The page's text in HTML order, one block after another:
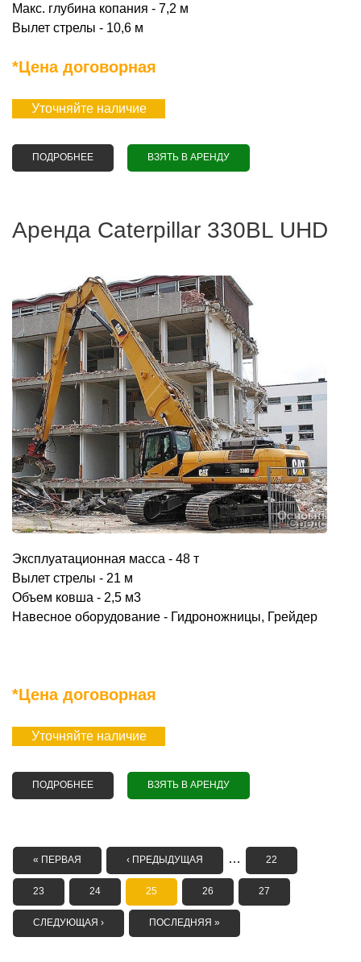
Макс. глубина копания - 7,2 м
Вылет стрелы - 10,6 м
*Цена договорная
Уточняйте наличие
ПОДРОБНЕЕ О АРЕНДА ЭКСКАВАТОРА СATERPILLAR 325 DL
ВЗЯТЬ В АРЕНДУ
Аренда Сaterpillar 330BL UHD
Эксплуатационная масса - 48 т
Вылет стрелы - 21 м
Объем ковша - 2,5 м3
Навесное оборудование - Гидроножницы, Грейдер
*Цена договорная
Уточняйте наличие
ПОДРОБНЕЕ О АРЕНДА СATERPILLAR 330BL UHD
ВЗЯТЬ В АРЕНДУ
СТРАНИЦЫ
« ПЕРВАЯ ‹ ПРЕДЫДУЩАЯ … 22
23 24 25 26 27
СЛЕДУЮЩАЯ › ПОСЛЕДНЯЯ »